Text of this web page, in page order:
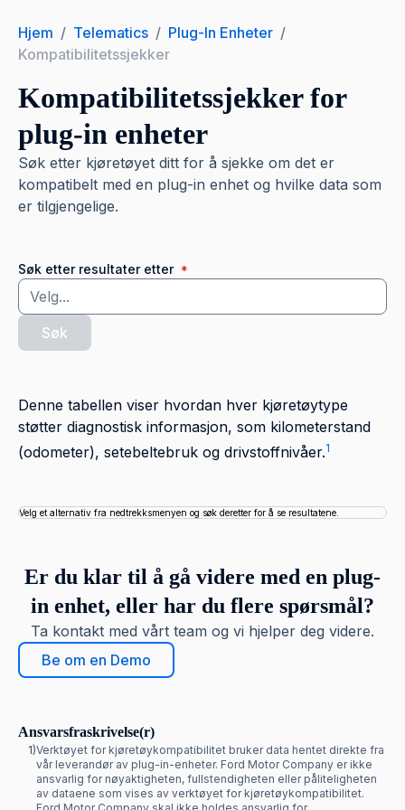
Hjem / Telematics / Plug-In Enheter /
Kompatibilitetssjekker
Kompatibilitetssjekker for
plug-in enheter
Søk etter kjøretøyet ditt for å sjekke om det er
kompatibelt med en plug-in enhet og hvilke data som
er tilgjengelige.
Søk etter resultater etter *
Søk
Denne tabellen viser hvordan hver kjøretøytype
støtter diagnostisk informasjon, som kilometerstand
(odometer), setebeltebruk og drivstoffnivåer.1
Velg et alternativ fra nedtrekksmenyen og søk deretter for å se resultatene.
Velg et alternativ fra nedtrekksmenyen og søk deretter for å se resultatene.
Er du klar til å gå videre med en plug-
in enhet, eller har du flere spørsmål?
Ta kontakt med vårt team og vi hjelper deg videre.
Be om en Demo
Ansvarsfraskrivelse(r)
1)Verktøyet for kjøretøykompatibilitet bruker data hentet direkte fra
vår leverandør av plug-in-enheter. Ford Motor Company er ikke
ansvarlig for nøyaktigheten, fullstendigheten eller påliteligheten
av dataene som vises av verktøyet for kjøretøykompatibilitet.